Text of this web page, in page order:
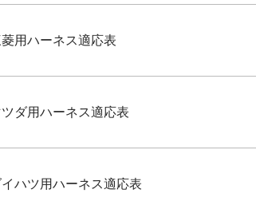
用ハーネス適応表
ダ用ハーネス適応表
ハツ用ハーネス適応表